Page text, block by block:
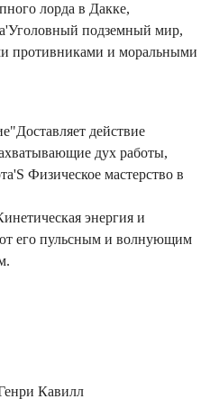
лорда в Дакке,
подземный мир,
противниками и моральными
действие
дух работы,
Физическое мастерство в
энергия и
его пульсным и волнующим
Кавилл